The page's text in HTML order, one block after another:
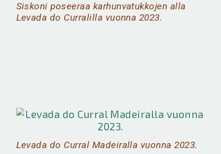
Siskoni poseeraa karhunvatukkojen alla
Levada do Curralilla vuonna 2023.
Levada do Curral Madeiralla vuonna 2023.